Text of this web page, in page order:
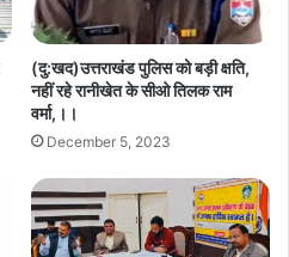
(दु:खद)उत्तराखंड पुलिस को बड़ी क्षति,
नहीं रहे रानीखेत के सीओ तिलक राम
वर्मा,।।
December 5, 2023